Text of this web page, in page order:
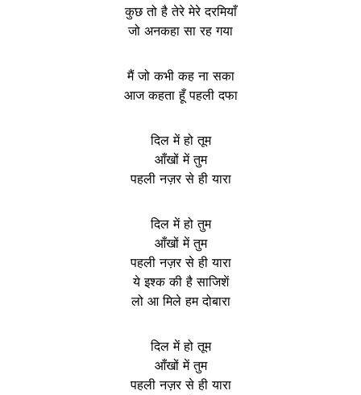
कुछ तो है तेरे मेरे दरमियाँ
जो अनकहा सा रह गया
मैं जो कभी कह ना सका
आज कहता हूँ पहली दफा
दिल में हो तूम
आँखों में तुम
पहली नज़र से ही यारा
दिल में हो तुम
आँखों में तुम
पहली नज़र से ही यारा
ये इश्क की है साजिशें
लो आ मिले हम दोबारा
दिल में हो तूम
आँखों में तुम
पहली नज़र से ही यारा